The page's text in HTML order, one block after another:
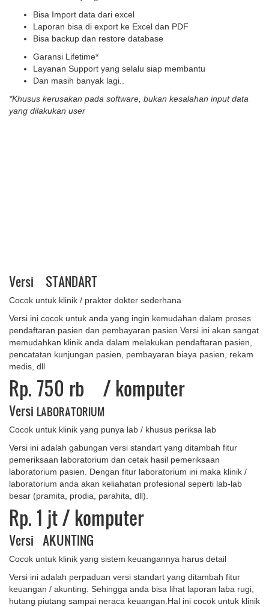
Bisa Import data dari excel
Laporan bisa di export ke Excel dan PDF
Bisa backup dan restore database
Garansi Lifetime*
Layanan Support yang selalu siap membantu
Dan masih banyak lagi..
*Khusus kerusakan pada software, bukan kesalahan input data
yang dilakukan user
Versi STANDART
Cocok untuk klinik / prakter dokter sederhana
Versi ini cocok untuk anda yang ingin kemudahan dalam proses
pendaftaran pasien dan pembayaran pasien.Versi ini akan sangat
memudahkan klinik anda dalam melakukan pendaftaran pasien,
pencatatan kunjungan pasien, pembayaran biaya pasien, rekam
medis, dll
Rp. 750 rb / komputer
Versi LABORATORIUM
Cocok untuk klinik yang punya lab / khusus periksa lab
Versi ini adalah gabungan versi standart yang ditambah fitur
pemeriksaan laboratorium dan cetak hasil pemeriksaan
laboratorium pasien. Dengan fitur laboratorium ini maka klinik /
laboratorium anda akan keliahatan profesional seperti lab-lab
besar (pramita, prodia, parahita, dll).
Rp. 1 ​jt/ komputer
Versi AKUNTING
Cocok untuk klinik yang sistem keuangannya harus detail
Versi ini adalah perpaduan versi standart yang ditambah fitur
keuangan / akunting. Sehingga anda bisa lihat laporan laba rugi,
hutang piutang sampai neraca keuangan.Hal ini cocok untuk klinik